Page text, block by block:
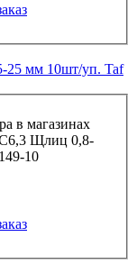
25 мм 10шт/уп. Taf
в магазинах
Щлиц 0,8-
10